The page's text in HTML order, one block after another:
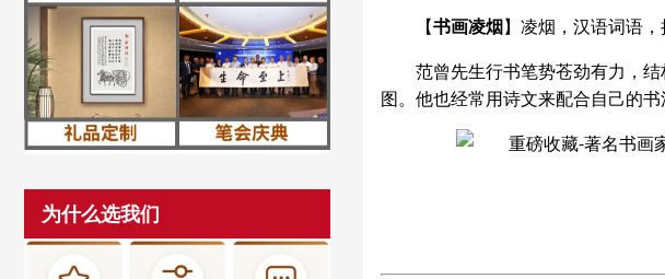
为什么选我们
【书画凌烟】凌烟，汉语词语
范曾先生行书笔势苍劲有力，
图。他也经常用诗文来配合自己的